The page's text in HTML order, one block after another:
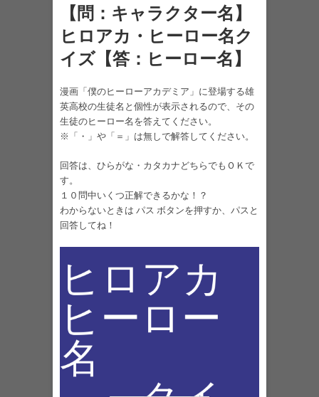
【問：キャラクター名】
ヒロアカ・ヒーロー名ク
イズ【答：ヒーロー名】
漫画「僕のヒーローアカデミア」に登場する雄
英高校の生徒名と個性が表示されるので、その
生徒のヒーロー名を答えてください。
※「・」や「＝」は無しで解答してください。
回答は、ひらがな・カタカナどちらでもＯＫで
す。
１０問中いくつ正解できるかな！？
わからないときは パス ボタンを押すか、パスと
回答してね！